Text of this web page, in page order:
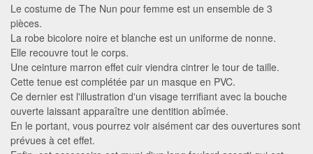
Le costume de The Nun pour femme est un ensemble de 3
pièces.
La robe bicolore noire et blanche est un uniforme de nonne.
Elle recouvre tout le corps.
Une ceinture marron effet cuir viendra cintrer le tour de taille.
Cette tenue est complétée par un masque en PVC.
Ce dernier est l'illustration d'un visage terrifiant avec la bouche
ouverte laissant apparaître une dentition abîmée.
En le portant, vous pourrez voir aisément car des ouvertures sont
prévues à cet effet.